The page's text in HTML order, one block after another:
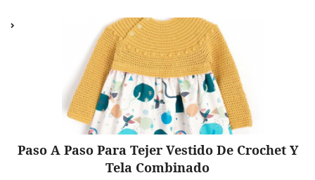
Paso A Paso Para Tejer Vestido De Crochet Y
Tela Combinado